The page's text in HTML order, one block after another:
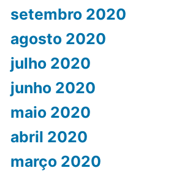
setembro 2020
agosto 2020
julho 2020
junho 2020
maio 2020
abril 2020
março 2020